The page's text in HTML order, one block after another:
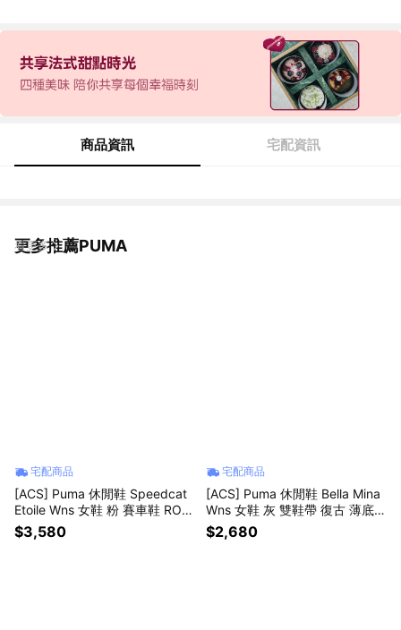
商品資訊 宅配資訊
更多推薦PUMA
看更多
宅配商品
[ACS] Puma 休閒鞋 Speedcat
Etoile Wns 女鞋 粉 賽車鞋 ROS
E著用 407673-03
$3,580
宅配商品
[ACS] Puma 休閒鞋 Bella Mina
Wns 女鞋 灰 雙鞋帶 復古 薄底 4
07667-02
$2,680